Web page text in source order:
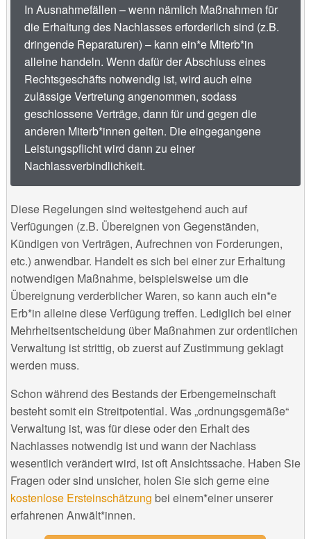
In Ausnahmefällen – wenn nämlich Maßnahmen für
die Erhaltung des Nachlasses erforderlich sind (z.B.
dringende Reparaturen) – kann ein*e Miterb*in
alleine handeln. Wenn dafür der Abschluss eines
Rechtsgeschäfts notwendig ist, wird auch eine
zulässige Vertretung angenommen, sodass
geschlossene Verträge, dann für und gegen die
anderen Miterb*innen gelten. Die eingegangene
Leistungspflicht wird dann zu einer
Nachlassverbindlichkeit.
Diese Regelungen sind weitestgehend auch auf
Verfügungen (z.B. Übereignen von Gegenständen,
Kündigen von Verträgen, Aufrechnen von Forderungen,
etc.) anwendbar. Handelt es sich bei einer zur Erhaltung
notwendigen Maßnahme, beispielsweise um die
Übereignung verderblicher Waren, so kann auch ein*e
Erb*in alleine diese Verfügung treffen. Lediglich bei einer
Mehrheitsentscheidung über Maßnahmen zur ordentlichen
Verwaltung ist strittig, ob zuerst auf Zustimmung geklagt
werden muss.
Schon während des Bestands der Erbengemeinschaft
besteht somit ein Streitpotential. Was „ordnungsgemäße“
Verwaltung ist, was für diese oder den Erhalt des
Nachlasses notwendig ist und wann der Nachlass
wesentlich verändert wird, ist oft Ansichtssache. Haben Sie
Fragen oder sind unsicher, holen Sie sich gerne eine
kostenlose Ersteinschätzung bei einem*einer unserer
erfahrenen Anwält*innen.